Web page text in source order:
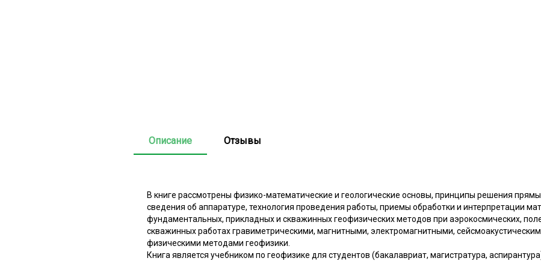
Описание Отзывы
В книге рассмотрены физико-математические и геологические основы, принципы решения
сведения об аппаратуре, технология проведения работы, приемы обработки и интерпретации
фундаментальных, прикладных и скважинных геофизических методов при аэрокосмических,
скважинных работах гравиметрическими, магнитными, электромагнитными,
физическими методами геофизики.
Книга является учебником по геофизике для студентов (бакалавриат, магистратура,